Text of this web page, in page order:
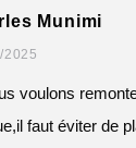
Munimi
2025
voulons
faut éviter de